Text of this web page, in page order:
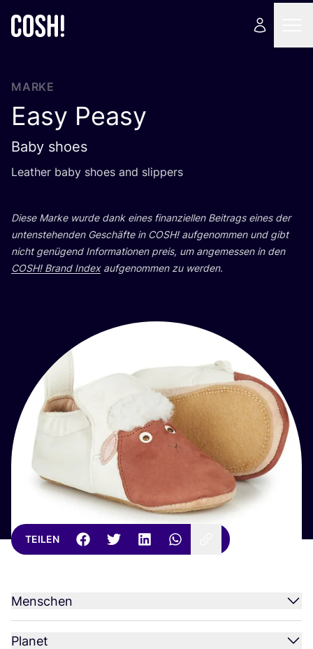
MARKE
Easy Peasy
Baby shoes
Lea­ther baby shoes and slippers
Die­se Mar­ke wur­de dank eines finan­zi­el­len Bei­trags eines der
unten­ste­hen­den Geschäf­te in COSH! auf­ge­nom­men und gibt
nicht genü­gend Infor­ma­tio­nen preis, um ange­mes­sen in den
COSH! Brand Indexauf­ge­nom­men zu werden.
TEILEN
Menschen
Planet